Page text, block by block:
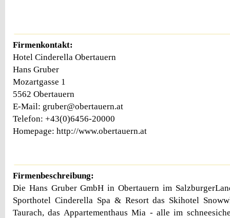
Firmenkontakt:
Hotel Cinderella Obertauern
Hans Gruber
Mozartgasse 1
5562 Obertauern
E-Mail: gruber@obertauern.at
Telefon: +43(0)6456-20000
Homepage: http://www.obertauern.at
Firmenbeschreibung:
Die Hans Gruber GmbH in Obertauern im
Sporthotel Cinderella Spa & Resort das Skihotel
Taurach, das Appartementhaus Mia - alle im